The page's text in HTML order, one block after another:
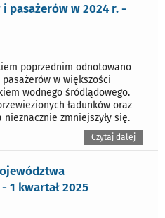
pasażerów w 2024 r. -
poprzednim odnotowano
w większości
wodnego śródlądowego.
ładunków oraz
zmniejszyły się.
Czytaj dalej
1 kwartał 2025